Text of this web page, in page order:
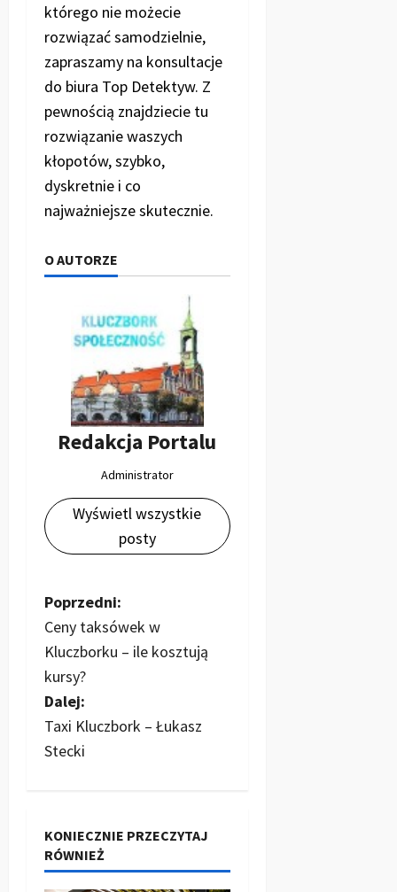
którego nie możecie
rozwiązać samodzielnie,
zapraszamy na konsultacje
do biura Top Detektyw. Z
pewnością znajdziecie tu
rozwiązanie waszych
kłopotów, szybko,
dyskretnie i co
najważniejsze skutecznie.
O AUTORZE
Redakcja Portalu
Administrator
Wyświetl wszystkie
posty
Z
o
b
a
c
w
p
Poprzedni:
Ceny taksówek w
Kluczborku – ile kosztują
kursy?
Dalej:
Taxi Kluczbork – Łukasz
Stecki
KONIECZNIE PRZECZYTAJ
RÓWNIEŻ